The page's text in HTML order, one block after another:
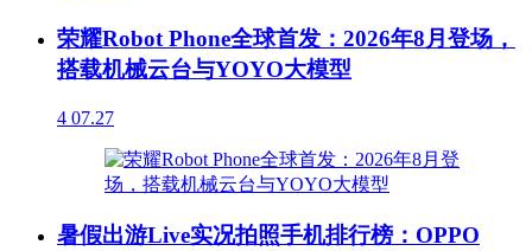
荣耀Robot Phone全球首发：2026年8月登场，
搭载机械云台与YOYO大模型
4 07.27
暑假出游Live实况拍照手机排行榜：OPPO